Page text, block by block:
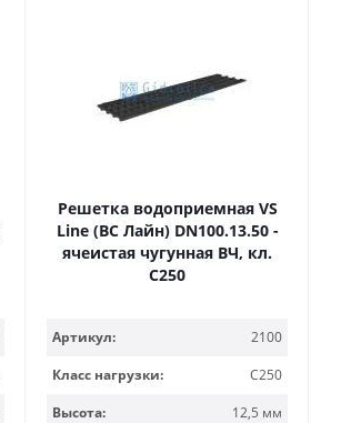
Решетка водоприемная VS
Line (ВС Лайн) DN100.13.50 -
ячеистая чугунная ВЧ, кл.
С250
Артикул:
2100
Класс нагрузки:
C250
Высота:
12,5 мм